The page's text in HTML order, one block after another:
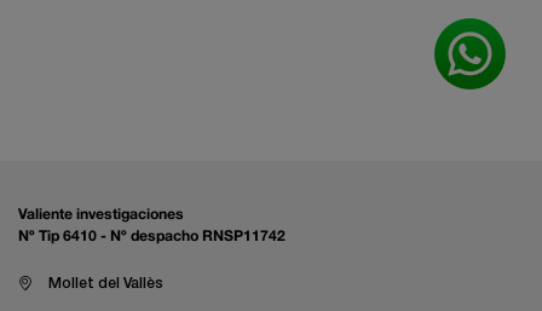
Valiente investigaciones
Nº Tip 6410 - Nº despacho RNSP11742
Mollet del Vallès